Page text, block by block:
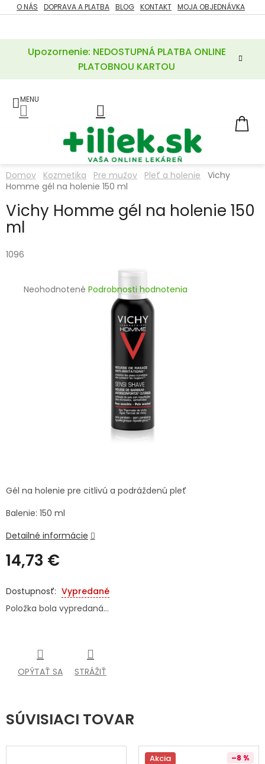
Prejsť
na
Upozornenie: NEDOSTUPNÁ PLATBA ONLINE
PLATOBNOU KARTOU
O NÁS DOPRAVA A PLATBA BLOG KONTAKT MOJA OBJEDNÁVKA
ZĽAVY
POTREBY
A
LIEKY
VITAMÍNY
MINERÁLY
LIEKY
VETERINA
Prihlásenie
Domov Kozmetika Pre mužov Pleť a holenie
Vichy
Homme gél na holenie 150 ml
Vichy Homme gél na holenie 150
ml
1096
Priemerné
Neohodnotené Podrobnosti hodnotenia
14,73 €
cena:
Vypredané
Položka bola vypredaná…
Gél na holenie pre citlivú a podráždenú pleť
Balenie: 150 ml
Detailné informácie
OPÝTAŤ SA STRÁŽIŤ
SÚVISIACI TOVAR
Akcia
–8 %